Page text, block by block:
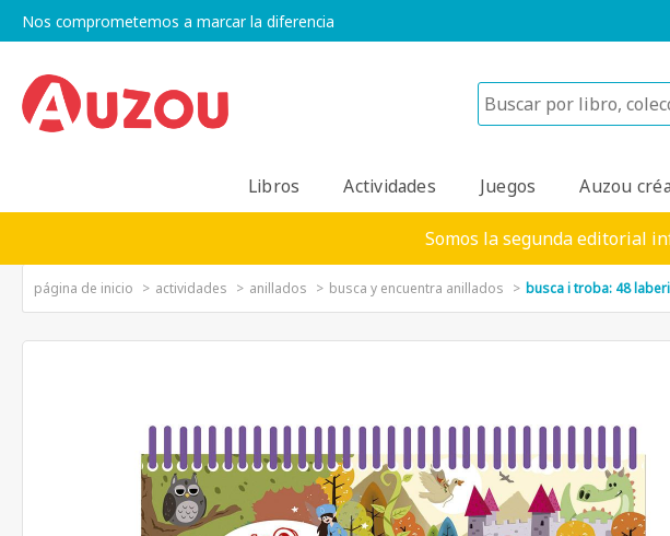
Nos comprometemos a marcar la diferencia
Libros Actividades Juegos Auzou
Somos la segunda editorial
página de inicio actividades anillados busca y encuentra anillados busca i troba: 48